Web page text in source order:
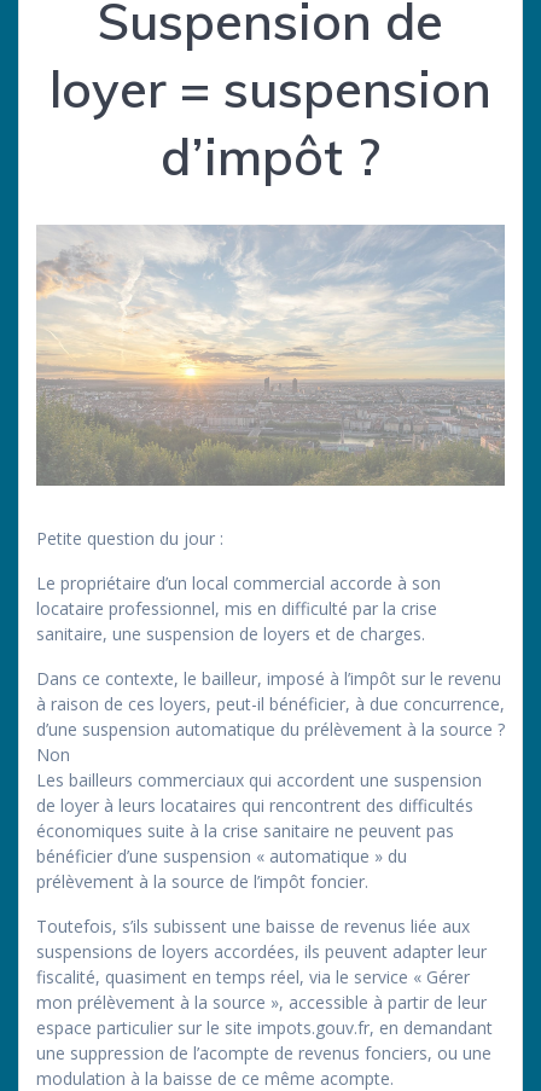
Suspension de
loyer = suspension
d’impôt ?
Petite question du jour :
Le propriétaire d’un local commercial accorde à son
locataire professionnel, mis en difficulté par la crise
sanitaire, une suspension de loyers et de charges.
Dans ce contexte, le bailleur, imposé à l’impôt sur le revenu
à raison de ces loyers, peut-il bénéficier, à due concurrence,
d’une suspension automatique du prélèvement à la source ?
Non
Les bailleurs commerciaux qui accordent une suspension
de loyer à leurs locataires qui rencontrent des difficultés
économiques suite à la crise sanitaire ne peuvent pas
bénéficier d’une suspension « automatique » du
prélèvement à la source de l’impôt foncier.
Toutefois, s’ils subissent une baisse de revenus liée aux
suspensions de loyers accordées, ils peuvent adapter leur
fiscalité, quasiment en temps réel, via le service « Gérer
mon prélèvement à la source », accessible à partir de leur
espace particulier sur le site impots.gouv.fr, en demandant
une suppression de l’acompte de revenus fonciers, ou une
modulation à la baisse de ce même acompte.